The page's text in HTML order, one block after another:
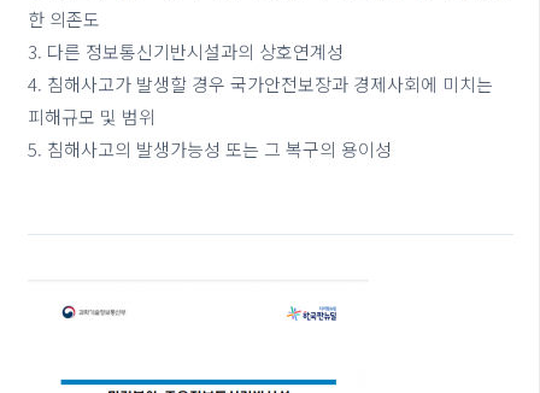
한 의존도
3. 다른 정보통신기반시설과의 상호연계성
4. 침해사고가 발생할 경우 국가안전보장과 경제사회에 미치는
피해규모 및 범위
5. 침해사고의 발생가능성 또는 그 복구의 용이성